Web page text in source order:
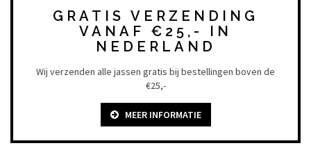
GRATIS VERZENDING
VANAF €25,- IN
NEDERLAND
Wij verzenden alle jassen gratis bij bestellingen boven de
€25,-
MEER INFORMATIE